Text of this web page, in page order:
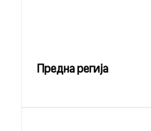
Предна регија